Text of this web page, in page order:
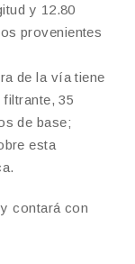
y 12.80
provenientes
de la vía tiene
35
de base;
esta
contará con